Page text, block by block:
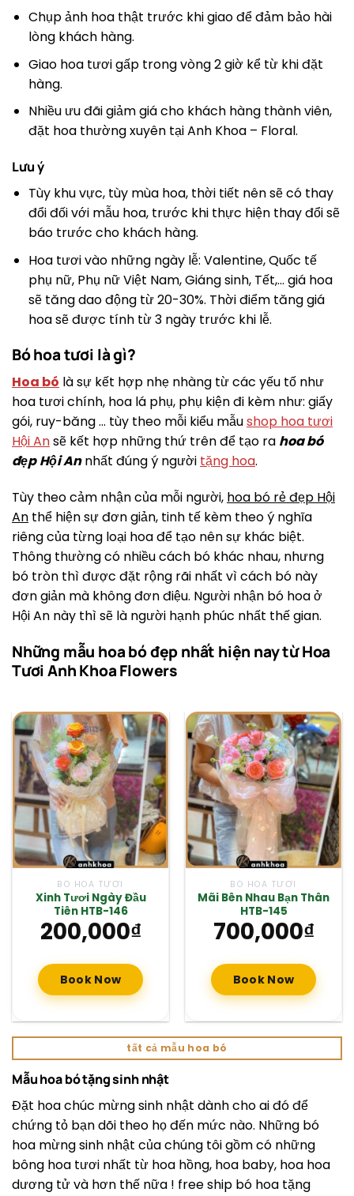
Chụp ảnh hoa thật trước khi giao để đảm bảo hài
lòng khách hàng.
Giao hoa tươi gấp trong vòng 2 giờ kể từ khi đặt
hàng.
Nhiều ưu đãi giảm giá cho khách hàng thành viên,
đặt hoa thường xuyên tại Anh Khoa – Floral.
Lưu ý
Tùy khu vực, tùy mùa hoa, thời tiết nên sẽ có thay
đổi đối với mẫu hoa, trước khi thực hiện thay đổi sẽ
báo trước cho khách hàng.
Hoa tươi vào những ngày lễ: Valentine, Quốc tế
phụ nữ, Phụ nữ Việt Nam, Giáng sinh, Tết,… giá hoa
sẽ tăng dao động từ 20-30%. Thời điểm tăng giá
hoa sẽ được tính từ 3 ngày trước khi lễ.
Bó hoa tươi là gì?
Hoa bó là sự kết hợp nhẹ nhàng từ các yếu tố như
hoa tươi chính, hoa lá phụ, phụ kiện đi kèm như: giấy
gói, ruy-băng … tùy theo mỗi kiểu mẫushop hoa tươi
Hội Ansẽ kết hợp những thứ trên để tạo ra hoa bó
đẹp Hội Annhất đúng ý người tặng hoa.
Tùy theo cảm nhận của mỗi người, hoa bó rẻ đẹp Hội
An thể hiện sự đơn giản, tinh tế kèm theo ý nghĩa
riêng của từng loại hoa để tạo nên sự khác biệt.
Thông thường có nhiều cách bó khác nhau, nhưng
bó tròn thì được đặt rộng rãi nhất vì cách bó này
đơn giản mà không đơn điệu. Người nhận bó hoa ở
Hội An này thì sẽ là người hạnh phúc nhất thế gian.
Những mẫu hoa bó đẹp nhất hiện nay từ Hoa
Tươi Anh Khoa Flowers
BÓ HOA TƯƠI
Xinh Tươi Ngày Đầu
Tiên HTB-146
200,000₫
Book Now
BÓ HOA TƯƠI
Mãi Bên Nhau Bạn Thân
HTB-145
700,000₫
Book Now
tất cả mẫu hoa bó
Mẫu hoa bó tặng sinh nhật
Đặt hoa chúc mừng sinh nhật dành cho ai đó để
chứng tỏ bạn dõi theo họ đến mức nào. Những bó
hoa mừng sinh nhật của chúng tôi gồm có những
bông hoa tươi nhất từ ​​hoa hồng, hoa baby, hoa hoa
dương tử và hơn thế nữa ! free ship bó hoa tặng